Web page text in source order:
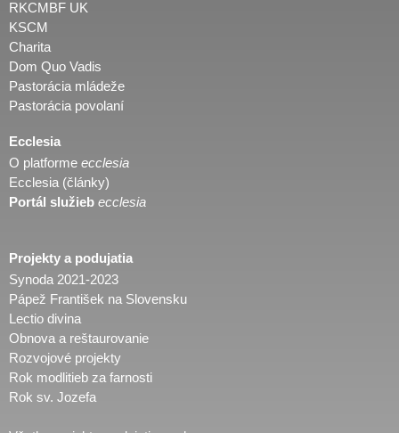
RKCMBF UK
KSCM
Charita
Dom Quo Vadis
Pastorácia mládeže
Pastorácia povolaní
Ecclesia
O platforme ecclesia
Ecclesia (články)
Portál služieb ecclesia
Projekty a podujatia
Synoda 2021-2023
Pápež František na Slovensku
Lectio divina
Obnova a reštaurovanie
Rozvojové projekty
Rok modlitieb za farnosti
Rok sv. Jozefa